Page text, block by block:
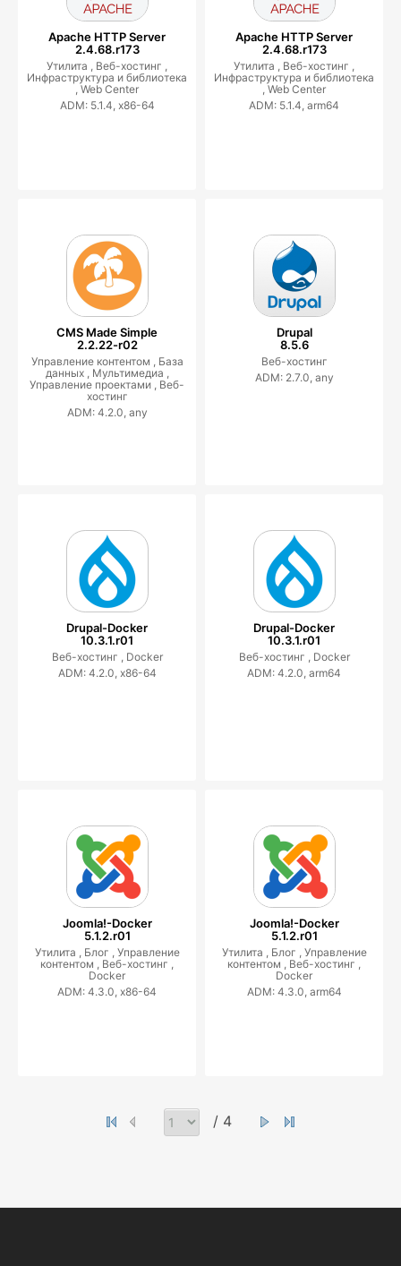
Apache HTTP Server
2.4.68.r173
Утилита , Веб-хостинг ,
Инфраструктура и библиотека
,Web Center
ADM: 5.1.4, x86-64
Apache HTTP Server
2.4.68.r173
Утилита , Веб-хостинг ,
Инфраструктура и библиотека
,Web Center
ADM: 5.1.4, arm64
CMS Made Simple
2.2.22-r02
Управление контентом , База
данных , Мультимедиа ,
Управление проектами , Веб-
хостинг
ADM: 4.2.0, any
Drupal
8.5.6
Веб-хостинг
ADM: 2.7.0, any
Drupal-Docker
10.3.1.r01
Веб-хостинг , Docker
ADM: 4.2.0, x86-64
Drupal-Docker
10.3.1.r01
Веб-хостинг , Docker
ADM: 4.2.0, arm64
Joomla!-Docker
5.1.2.r01
Утилита , Блог , Управление
контентом , Веб-хостинг ,
Docker
ADM: 4.3.0, x86-64
Joomla!-Docker
5.1.2.r01
Утилита , Блог , Управление
контентом , Веб-хостинг ,
Docker
ADM: 4.3.0, arm64
/ 4